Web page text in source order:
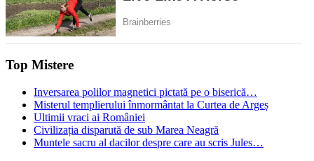
Top Mistere
Inversarea polilor magnetici pictată pe o biserică…
Misterul templierului înmormântat la Curtea de Argeș
Ultimii vraci ai României
Civilizația disparută de sub Marea Neagră
Muntele sacru al dacilor despre care au scris Jules…